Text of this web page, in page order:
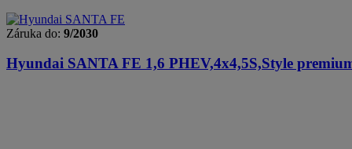
Záruka do: 9/2030
Hyundai SANTA FE 1,6 PHEV,4x4,5S,Style